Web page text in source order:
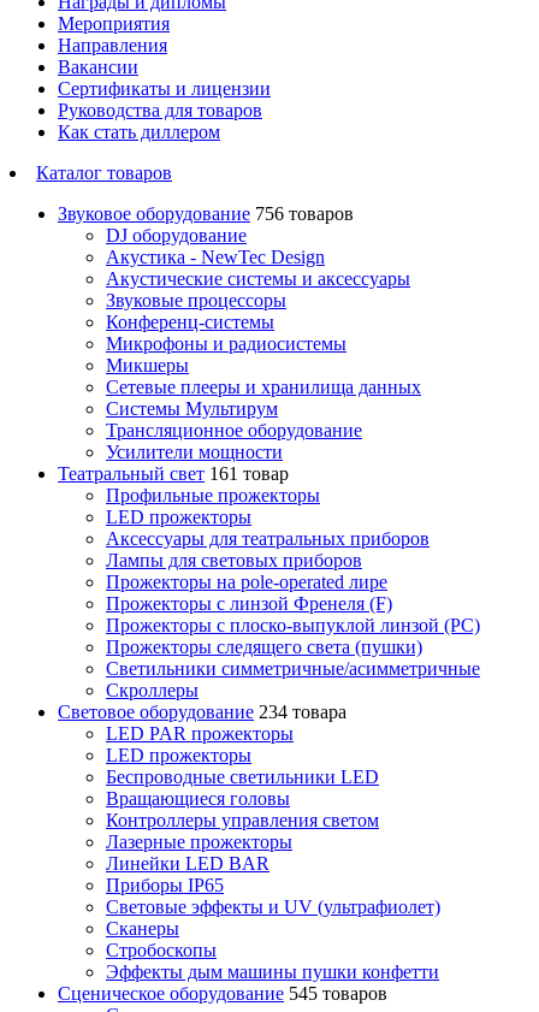
Мероприятия
Направления
Вакансии
Сертификаты и лицензии
Руководства для товаров
Как стать диллером
Каталог товаров
Звуковое оборудование 756 товаров
DJ оборудование
Акустика - NewTec Design
Акустические системы и аксессуары
Звуковые процессоры
Конференц-системы
Микрофоны и радиосистемы
Микшеры
Сетевые плееры и хранилища данных
Системы Мультирум
Трансляционное оборудование
Усилители мощности
Театральный свет 161 товар
Профильные прожекторы
LED прожекторы
Аксессуары для театральных приборов
Лампы для световых приборов
Прожекторы на pole-operated лире
Прожекторы с линзой Френеля (F)
Прожекторы с плоско-выпуклой линзой (PC)
Прожекторы следящего света (пушки)
Светильники симметричные/асимметричные
Скроллеры
Световое оборудование 234 товара
LED PAR прожекторы
LED прожекторы
Беспроводные светильники LED
Вращающиеся головы
Контроллеры управления светом
Лазерные прожекторы
Линейки LED BAR
Приборы IP65
Световые эффекты и UV (ультрафиолет)
Сканеры
Стробоскопы
Эффекты дым машины пушки конфетти
Сценическое оборудование 545 товаров